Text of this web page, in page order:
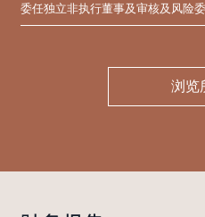
委任独立非执行董事及审核及风险
浏览